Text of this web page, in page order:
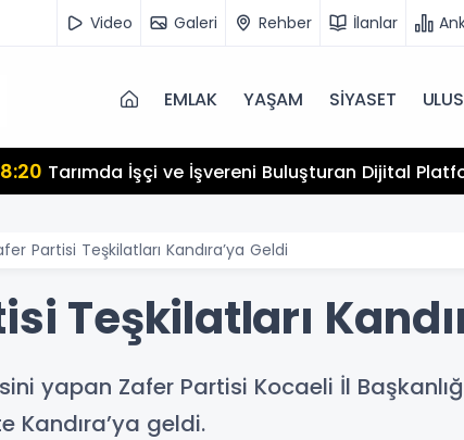
Video Galeri Rehber İlanlar
EMLAK YAŞAM SİYASET
Tarımda İşçi ve İşvereni Buluşturan Dijital
Partisi Teşkilatları Kandıra’ya Geldi
Teşkilatları
yapan Zafer Partisi Kocaeli İl
Kandıra’ya geldi.